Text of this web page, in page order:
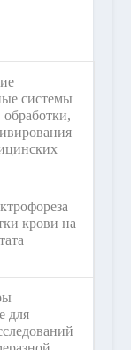
системы
крови на
для